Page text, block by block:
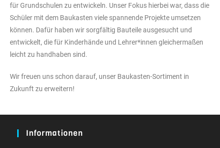
für Grundschulen zu entwickeln. Unser Fokus hierbei war, dass die
Schüler mit dem Baukasten viele spannende Projekte umsetzen
können. Dafür haben wir sorgfältig Bauteile ausgesucht und
entwickelt, die für Kinderhände und Lehrer*innen gleichermaßen
leicht zu handhaben sind.
Wir freuen uns schon darauf, unser Baukasten-Sortiment in
Zukunft zu erweitern!
Informationen